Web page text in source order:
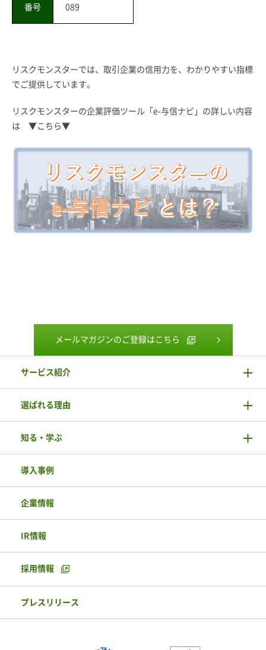
番号
089
リスクモンスターでは、取引企業の信用力を、わかりやすい指標
でご提供しています。
リスクモンスターの企業評価ツール「e-与信ナビ」の詳しい内容
は ▼こちら▼
メールマガジンのご登録はこちら
サービス紹介
選ばれる理由
知る・学ぶ
導入事例
企業情報
IR情報
採用情報
プレスリリース